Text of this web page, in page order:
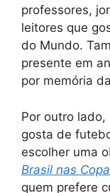
professores,
leitores que
do Mundo.
presente em
por memória
Por outro lado,
gosta de
escolher uma
Brasil nas
quem prefere